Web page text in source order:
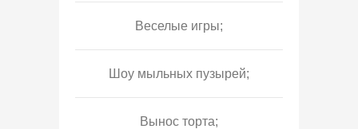
Веселые игры;
Шоу мыльных пузырей;
Вынос торта;